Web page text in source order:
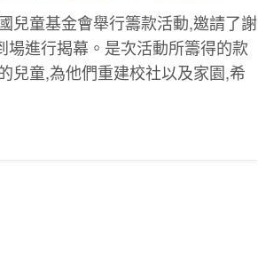
兒童基金會舉行籌款活動,邀請了謝
場進行揭幕。是次活動所籌得的款
兒童,為他們重建校社以及家園,希